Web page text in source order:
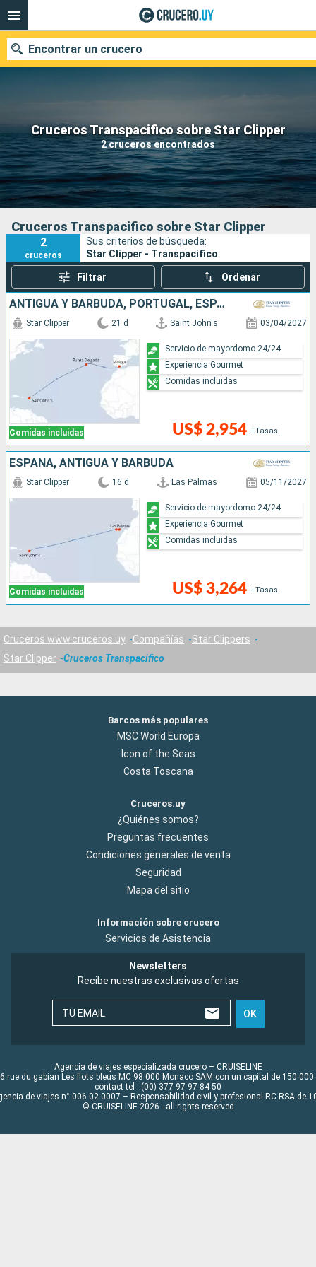
Cruceros Transpacifico sobre Star Clipper
2 cruceros encontrados
Encontrar un crucero
Nuestros destinos
Fecha de salida
Puertos Compañías
Buscar
Cruceros Transpacifico sobre Star Clipper
2
cruceros
Sus criterios de búsqueda:
Star Clipper - Transpacifico
Filtrar Ordenar
ANTIGUA Y BARBUDA, PORTUGAL, ESPAÑA
Comidas incluidas
Star Clipper 21 d Saint John's 03/04/2027
US$ 2,954 +Tasas
Servicio de mayordomo 24/24
Experiencia Gourmet
Comidas incluidas
ESPAÑA, ANTIGUA Y BARBUDA
Comidas incluidas
Star Clipper 16 d Las Palmas 05/11/2027
US$ 3,264 +Tasas
Servicio de mayordomo 24/24
Experiencia Gourmet
Comidas incluidas
Cruceros www.cruceros.uy Compañías
Star Clippers
Star Clipper
Cruceros Transpacifico
Barcos más populares
MSC World Europa
Icon of the Seas
Costa Toscana
Cruceros.uy
¿Quiénes somos?
Preguntas frecuentes
Condiciones generales de venta
Seguridad
Mapa del sitio
Información sobre crucero
Servicios de Asistencia
Newsletters
Recibe nuestras exclusivas ofertas
TU EMAIL OK
Agencia de viajes especializada crucero – CRUISELINE
rue du gabian Les flots bleus MC 98 000 Monaco SAM con un capital de 150 000
contact tel : (00) 377 97 97 84 50
de viajes n° 006 02 0007 – Responsabilidad civil y profesional RC RSA de
© CRUISELINE 2026 - all rights reserved